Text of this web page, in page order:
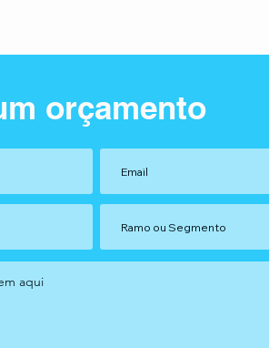
orçamento